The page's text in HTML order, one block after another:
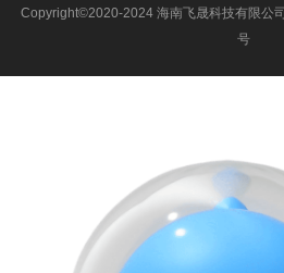
Copyright©2020-2024 海南飞晟科技有限公
号